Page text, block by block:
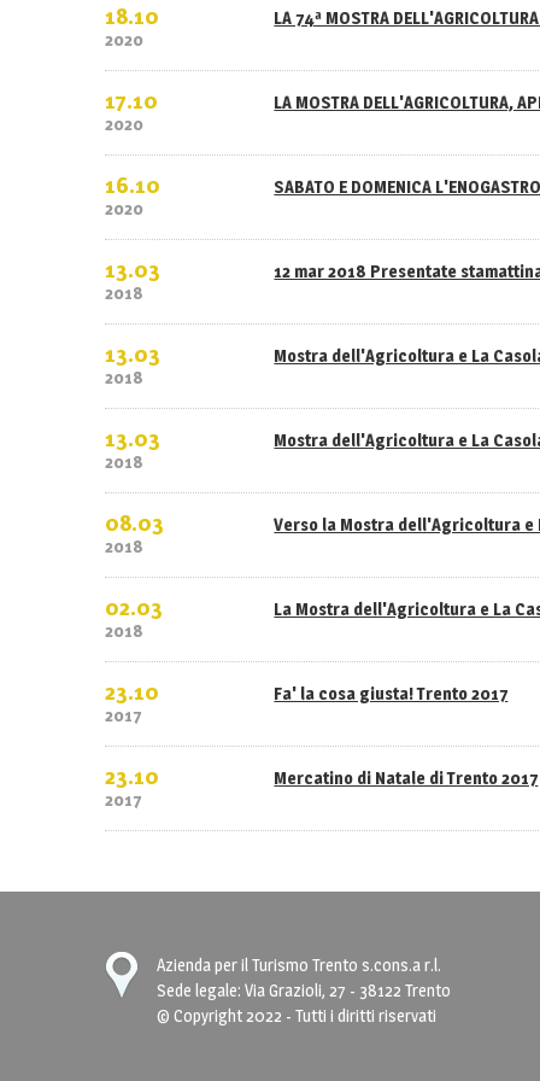
18.10
2020
LA 74ª MOSTRA
17.10
2020
LA MOSTRA DELL'AGRICOLTURA,
16.10
2020
SABATO E DOMENICA
13.03
2018
12 mar 2018 Presentate
13.03
2018
Mostra dell'Agricoltura e La
13.03
2018
Mostra dell'Agricoltura e La
08.03
2018
Verso la Mostra dell'Agricoltura e
02.03
2018
La Mostra dell'Agricoltura e La
23.10
2017
Fa' la cosa giusta! Trento 2017
23.10
2017
Mercatino di Natale di Trento 2017
Azienda per il Turismo Trento s.cons.a r.l.
Sede legale: Via Grazioli, 27 - 38122 Trento
© Copyright 2022 - Tutti i diritti riservati